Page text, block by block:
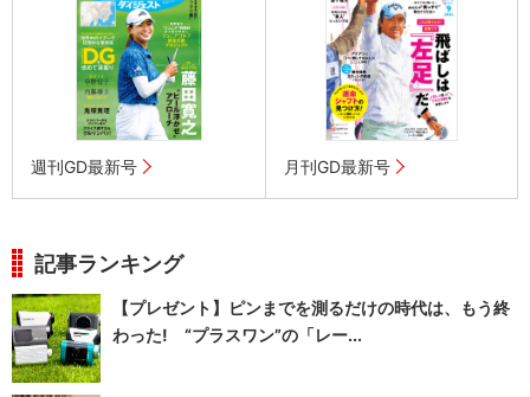
週刊GD最新号 月刊GD最新号
記事ランキング
【プレゼント】ピンまでを測るだけの時代は、もう終
わった! “プラスワン”の「レー...